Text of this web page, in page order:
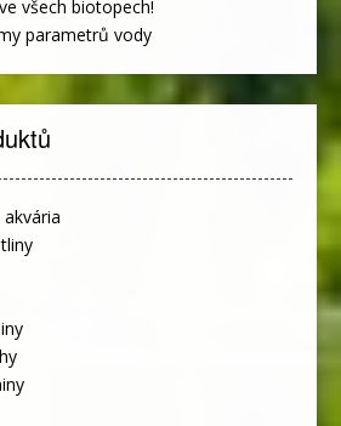
všech biotopech!
parametrů vody